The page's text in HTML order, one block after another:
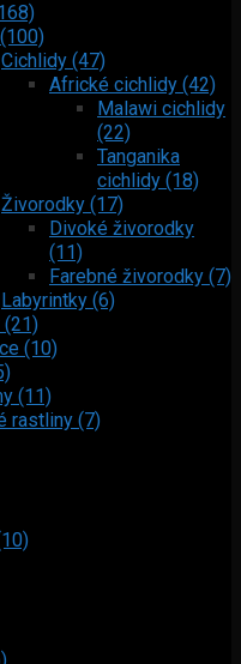
Cichlidy (47)
Africké cichlidy (42)
Malawi cichlidy
(22)
Tanganika
cichlidy (18)
Živorodky (17)
Divoké živorodky
(11)
Farebné živorodky (7)
Labyrintky (6)
(21)
(10)
(11)
rastliny (7)